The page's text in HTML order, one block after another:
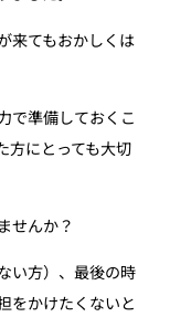
来てもおかしくは
で準備しておくこ
方にとっても大切
せんか？
い方）、最後の時
をかけたくないと